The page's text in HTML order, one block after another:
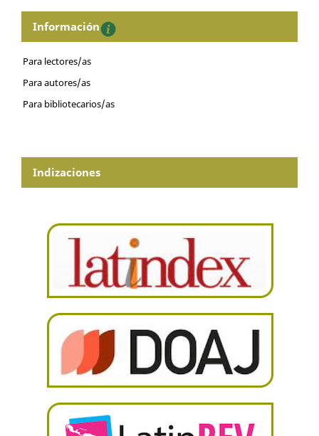
Información
Para lectores/as
Para autores/as
Para bibliotecarios/as
Indizaciones